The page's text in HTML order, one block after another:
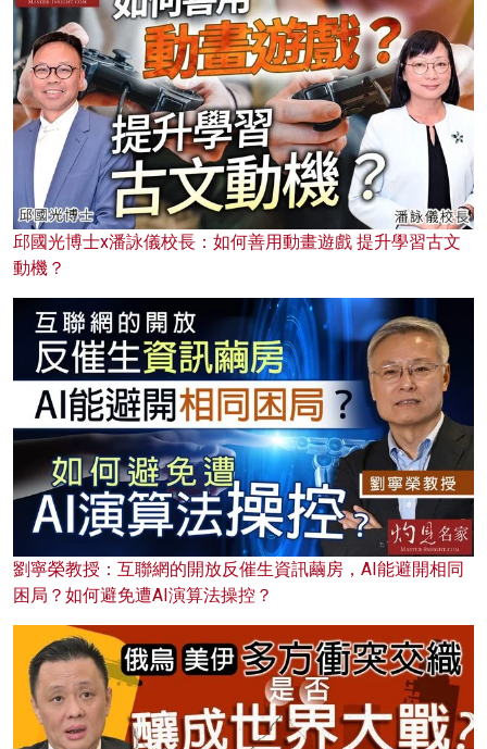
邱國光博士x潘詠儀校長：如何善用動畫遊戲 提升學習古文
動機？
劉寧榮教授：互聯網的開放反催生資訊繭房，AI能避開相同
困局？如何避免遭AI演算法操控？